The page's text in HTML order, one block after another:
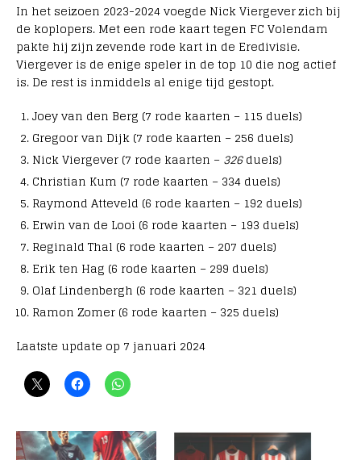
In het seizoen 2023-2024 voegde Nick Viergever zich bij
de koplopers. Met een rode kaart tegen FC Volendam
pakte hij zijn zevende rode kart in de Eredivisie.
Viergever is de enige speler in de top 10 die nog actief
is. De rest is inmiddels al enige tijd gestopt.
Joey van den Berg (7 rode kaarten – 115 duels)
Gregoor van Dijk (7 rode kaarten – 256 duels)
Nick Viergever (7 rode kaarten – 326duels)
Christian Kum (7 rode kaarten – 334 duels)
Raymond Atteveld (6 rode kaarten – 192 duels)
Erwin van de Looi (6 rode kaarten – 193 duels)
Reginald Thal (6 rode kaarten – 207 duels)
Erik ten Hag (6 rode kaarten – 299 duels)
Olaf Lindenbergh (6 rode kaarten – 321 duels)
Ramon Zomer (6 rode kaarten – 325 duels)
Laatste update op 7 januari 2024